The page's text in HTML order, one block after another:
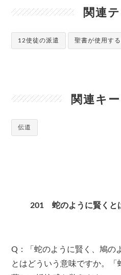
関連
12使徒の派遣 聖書が使用す
関連キ
伝道
201 蛇のように賢くと
Q ：「蛇のように賢く、鳩の
とはどういう意味ですか。